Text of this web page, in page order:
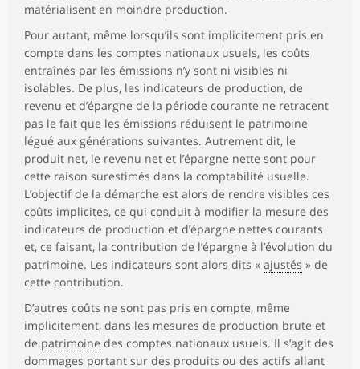
matérialisent en moindre production.
Pour autant, même lorsqu’ils sont implicitement pris en
compte dans les comptes nationaux usuels, les coûts
entraînés par les émissions n’y sont ni visibles ni
isolables. De plus, les indicateurs de production, de
revenu et d’épargne de la période courante ne retracent
pas le fait que les émissions réduisent le patrimoine
légué aux générations suivantes. Autrement dit, le
produit net, le revenu net et l’épargne nette sont pour
cette raison surestimés dans la comptabilité usuelle.
L’objectif de la démarche est alors de rendre visibles ces
coûts implicites, ce qui conduit à modifier la mesure des
indicateurs de production et d’épargne nettes courants
et, ce faisant, la contribution de l’épargne à l’évolution du
patrimoine. Les indicateurs sont alors dits « ajustés » de
cette contribution.
D’autres coûts ne sont pas pris en compte, même
implicitement, dans les mesures de production brute et
de patrimoine des comptes nationaux usuels. Il s’agit des
dommages portant sur des produits ou des actifs allant